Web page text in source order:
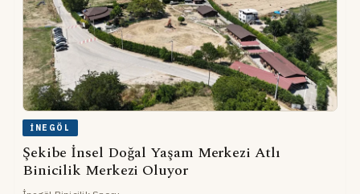
İNEGÖL
Şekibe İnsel Doğal Yaşam Merkezi Atlı
Binicilik Merkezi Oluyor